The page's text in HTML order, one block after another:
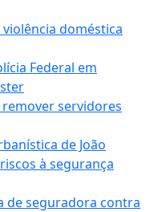
doméstica
Federal em
servidores
de João
à segurança
de seguradora contra